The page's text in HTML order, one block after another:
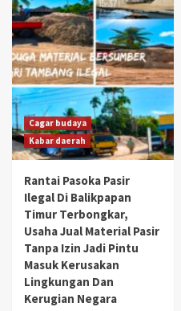
Cagar budaya
Kabar daerah
Rantai Pasoka Pasir
Ilegal Di Balikpapan
Timur Terbongkar,
Usaha Jual Material Pasir
Tanpa Izin Jadi Pintu
Masuk Kerusakan
Lingkungan Dan
Kerugian Negara